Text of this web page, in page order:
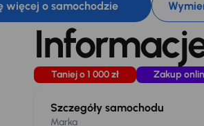
więcej o samochodzie
Taniej o 1 000 zł Zakup
Szczegóły samochodu
Marka